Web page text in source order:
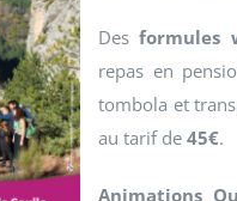
Desformules
repas en
tombola et
au tarif de 45€.
Animations